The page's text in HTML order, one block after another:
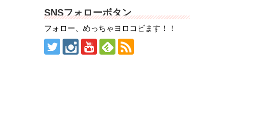
SNSフォローボタン
フォロー、めっちゃヨロコビます！！